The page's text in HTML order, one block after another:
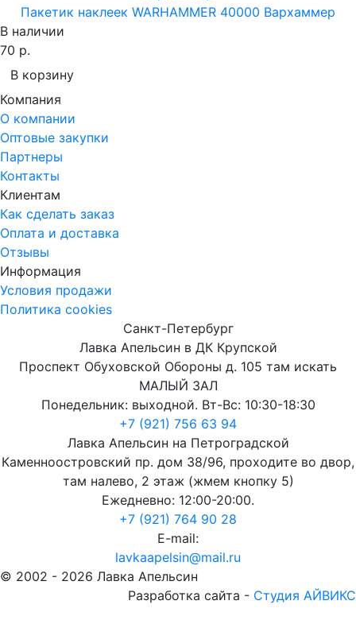
Пакетик наклеек WARHAMMER 40000 Вархаммер
В наличии
70 р.
В корзину
Компания
О компании
Оптовые закупки
Партнеры
Контакты
Клиентам
Как сделать заказ
Оплата и доставка
Отзывы
Информация
Условия продажи
Политика cookies
Санкт-Петербург
Лавка Апельсин в ДК Крупской
Проспект Обуховской Обороны д. 105 там искать
МАЛЫЙ ЗАЛ
Понедельник: выходной. Вт-Вс: 10:30-18:30
+7 (921) 756 63 94
Лавка Апельсин на Петроградской
Каменноостровский пр. дом 38/96, проходите во двор,
там налево, 2 этаж (жмем кнопку 5)
Ежедневно: 12:00-20:00.
+7 (921) 764 90 28
E-mail:
lavkaapelsin@mail.ru
© 2002 - 2026 Лавка Апельсин
Разработка сайта - Студия АЙВИКС